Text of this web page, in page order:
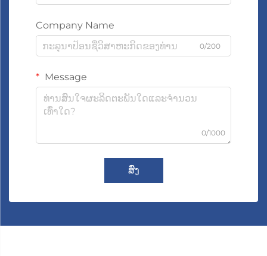
Company Name
0/200
Message
0/1000
ສົ່ງ